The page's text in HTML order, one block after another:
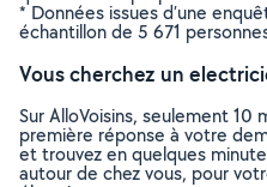
* Données issues d’une
échantillon de 5 671
Vous cherchez un
Sur AlloVoisins, seulement 10
première réponse à votre
et trouvez en quelques
autour de chez vous, pour